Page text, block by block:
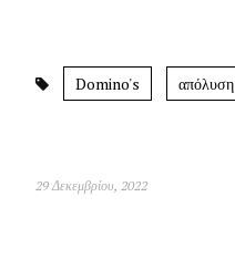
Domino's απόλυση
29 Δεκεμβρίου, 2022